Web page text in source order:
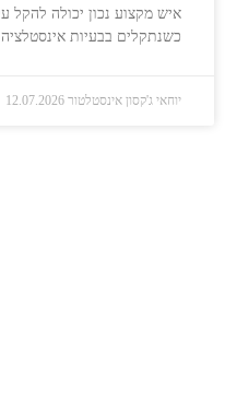
איש מקצוע נכון יכולה להקל
כשנתקלים בבעיות
יוחאי ג'קסון אינסטלטור 12.07.2026